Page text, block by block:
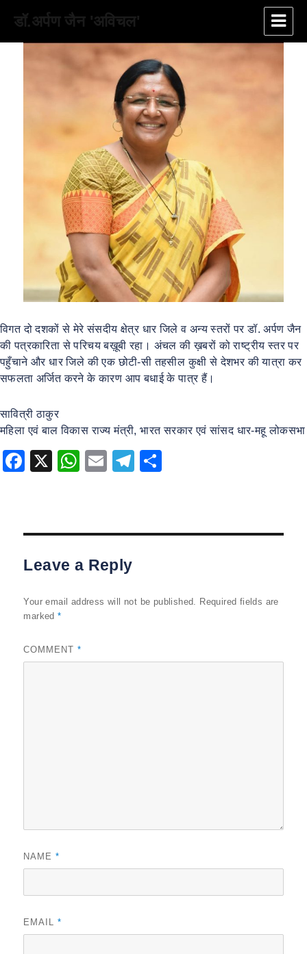
डॉ.अर्पण जैन 'अविचल'
विगत दो दशकों से मेरे संसदीय क्षेत्र धार जिले व अन्य स्तरों पर डॉ. अर्पण जैन
की पत्रकारिता से परिचय बख़ूबी रहा। अंचल की ख़बरों को राष्ट्रीय स्तर पर
पहुँचाने और धार जिले की एक छोटी-सी तहसील कुक्षी से देशभर की यात्रा कर
सफलता अर्जित करने के कारण आप बधाई के पात्र हैं।
सावित्री ठाकुर
महिला एवं बाल विकास राज्य मंत्री, भारत सरकार एवं सांसद धार-महू लोकसभा
F
e
o
o
k
X
W
s
p
p
E
l
T
gr e
Leave a Reply
Your email address will not be published. Required fields are
marked*
COMMENT*
NAME*
EMAIL*